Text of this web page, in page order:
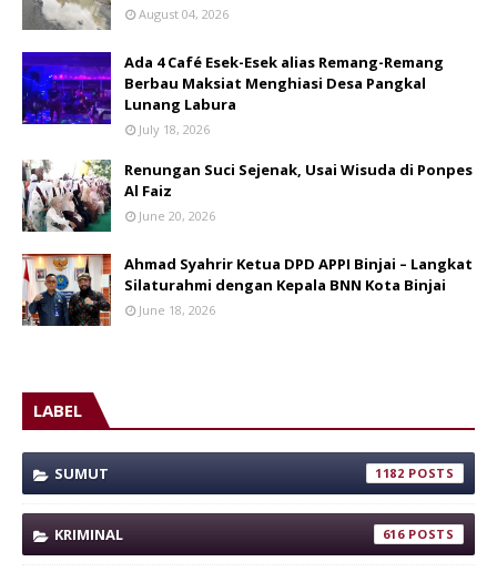
August 04, 2026
Ada 4 Café Esek-Esek alias Remang-Remang
Berbau Maksiat Menghiasi Desa Pangkal
Lunang Labura
July 18, 2026
Renungan Suci Sejenak, Usai Wisuda di Ponpes
Al Faiz
June 20, 2026
Ahmad Syahrir Ketua DPD APPI Binjai – Langkat
Silaturahmi dengan Kepala BNN Kota Binjai
June 18, 2026
LABEL
SUMUT 1182
KRIMINAL 616